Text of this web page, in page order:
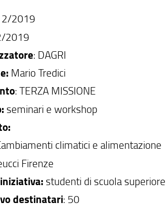
2019
2019
: DAGRI
Mario Tredici
: TERZA MISSIONE
seminari e workshop
climatici e alimentazione
Firenze
studenti di scuola superiore
destinatari: 50